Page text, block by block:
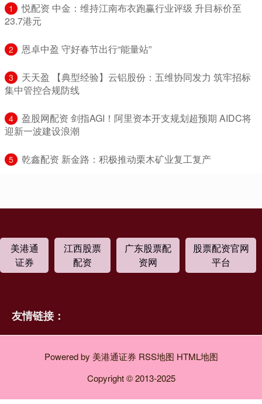
1
​悦配资 中金：维持江南布衣跑赢行业评级 升目标价至
23.7港元
2 ​恩卓中盈 守好春节出行“能量站”
3
​天天盈 【典型经验】云铝股份：五维协同发力 筑牢招标
集中管控合规防线
4
​盈股网配资 剑指AGI！阿里资本开支规划超预期 AIDC将
迎新一波建设浪潮
5 ​乾鑫配资 新金路：积极推动栗木矿业复工复产
美港通
证券
江西股票
配资
广东股票配
资网
股票配资官网
平台
友情链接：
Powered by 美港通证券 RSS地图 HTML地图
Copyright© 2013-2025